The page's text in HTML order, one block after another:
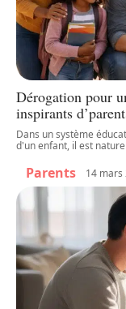
Dérogation pour
inspirants
Dans un système
d'un enfant, il est
Parents 14 mars